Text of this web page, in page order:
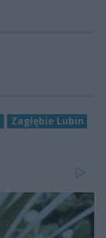
Zagłębie Lubin